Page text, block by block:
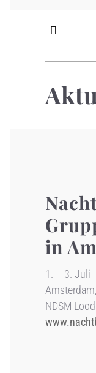
in
1. – 3. Juli
NDSM